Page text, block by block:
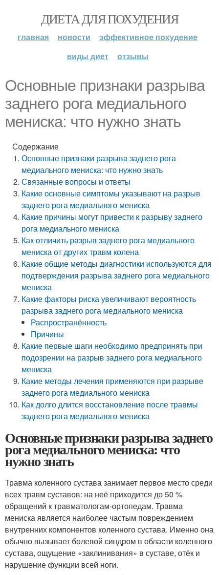
ДИЕТА ДЛЯ ПОХУДЕНИЯ
главная новости
эффективное похудение
виды диет
отзывы
Основные признаки разрыва
заднего рога медиального
мениска: что нужно знать
Содержание
Основные признаки разрыва заднего рога
медиального мениска: что нужно знать
Связанные вопросы и ответы
Какие основные симптомы указывают на разрыв
заднего рога медиального мениска
Какие причины могут привести к разрыву заднего
рога медиального мениска
Как отличить разрыв заднего рога медиального
мениска от других травм колена
Какие общие методы диагностики используются для
подтверждения разрыва заднего рога медиального
мениска
Какие факторы риска увеличивают вероятность
разрыва заднего рога медиального мениска
Распространённость
Причины
Какие первые шаги необходимо предпринять при
подозрении на разрыв заднего рога медиального
мениска
Какие методы лечения применяются при разрыве
заднего рога медиального мениска
Как долго длится восстановление после травмы
заднего рога медиального мениска
Основные признаки разрыва заднего
рога медиального мениска: что
нужно знать
Травма коленного сустава занимает первое место среди
всех травм суставов: на неё приходится до 50 %
обращений к травматологам-ортопедам. Травма
мениска является наиболее частым повреждением
внутренних компонентов коленного сустава. Именно она
обычно вызывает болевой синдром в области коленного
сустава, ощущение «заклинивания» в суставе, отёк и
нарушение функции всей ноги.